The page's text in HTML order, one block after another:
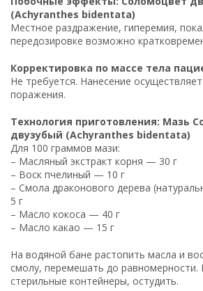
(Achyranthes bidentata)
Местное раздражение, гиперемия,
передозировке возможно
Корректировка по массе тела
Не требуется. Нанесение
поражения.
Технология приготовления: Мазь
двузубый (Achyranthes bidentata)
Для 100 граммов мази:
– Масляный экстракт корня — 30 г
– Воск пчелиный — 10 г
– Смола драконового дерева
5 г
– Масло кокоса — 40 г
– Масло какао — 15 г
На водяной бане растопить масла и
смолу, перемешать до равномерности.
стерильные контейнеры, остудить.